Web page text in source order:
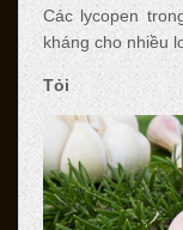
Các lycopen
kháng cho nhiều
Tỏi